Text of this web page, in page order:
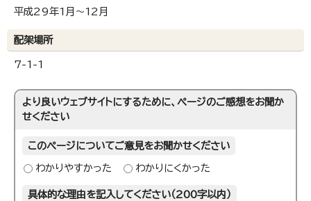
平成29年1月～12月
配架場所
7-1-1
より良いウェブサイトにするために、ページのご感想をお聞か
せください
このページについてご意見をお聞かせください
わかりやすかった わかりにくかった
具体的な理由を記入してください（200字以内）